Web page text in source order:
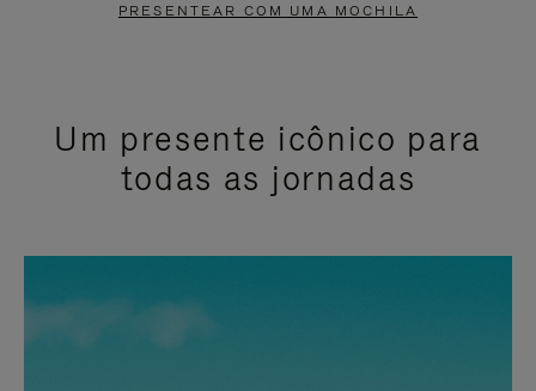
PRESENTEAR COM UMA MOCHILA
Um presente icônico para
todas as jornadas